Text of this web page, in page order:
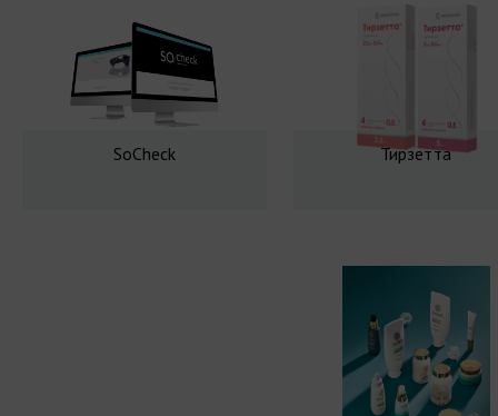
SoCheck Тирзетта